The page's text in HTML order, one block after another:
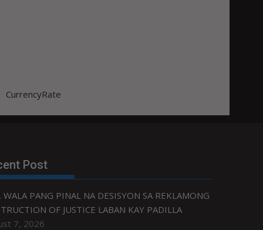
CurrencyRate
Post
WALA PANG PINAL NA DESISYON SA REKLAMONG
OF JUSTICE LABAN KAY PADILLA
7, 2026